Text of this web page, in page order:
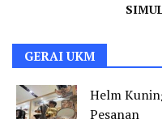
GERAI UKM
Helm
Pesanan